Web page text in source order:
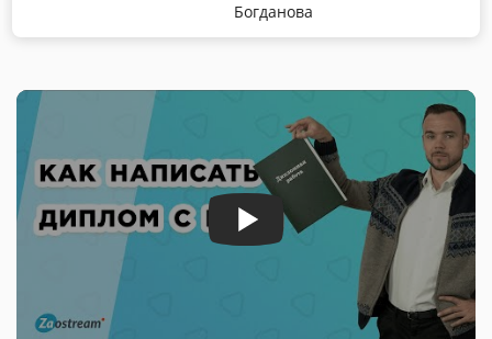
Богданова